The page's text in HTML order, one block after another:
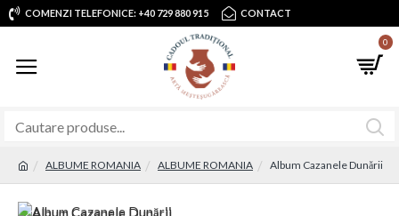
COMENZI TELEFONICE: +40 729 880 915 CONTACT
0
ALBUME ROMANIA ALBUME ROMANIA Album Cazanele Dunării